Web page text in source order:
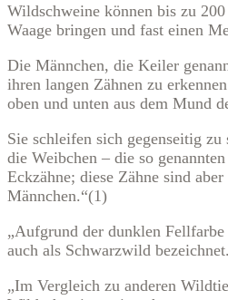
Wildschweine können bis zu
Waage bringen und fast einen
Die Männchen, die Keiler
ihren langen Zähnen zu
oben und unten aus dem Mund
Sie schleifen sich gegenseitig
die Weibchen – die so
Eckzähne; diese Zähne sind
Männchen.“(1)
„Aufgrund der dunklen
auch als Schwarzwild
„Im Vergleich zu anderen